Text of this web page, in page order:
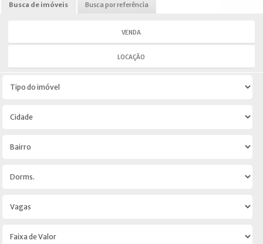
Busca de imóveis Busca por referência
VENDA
LOCAÇÃO